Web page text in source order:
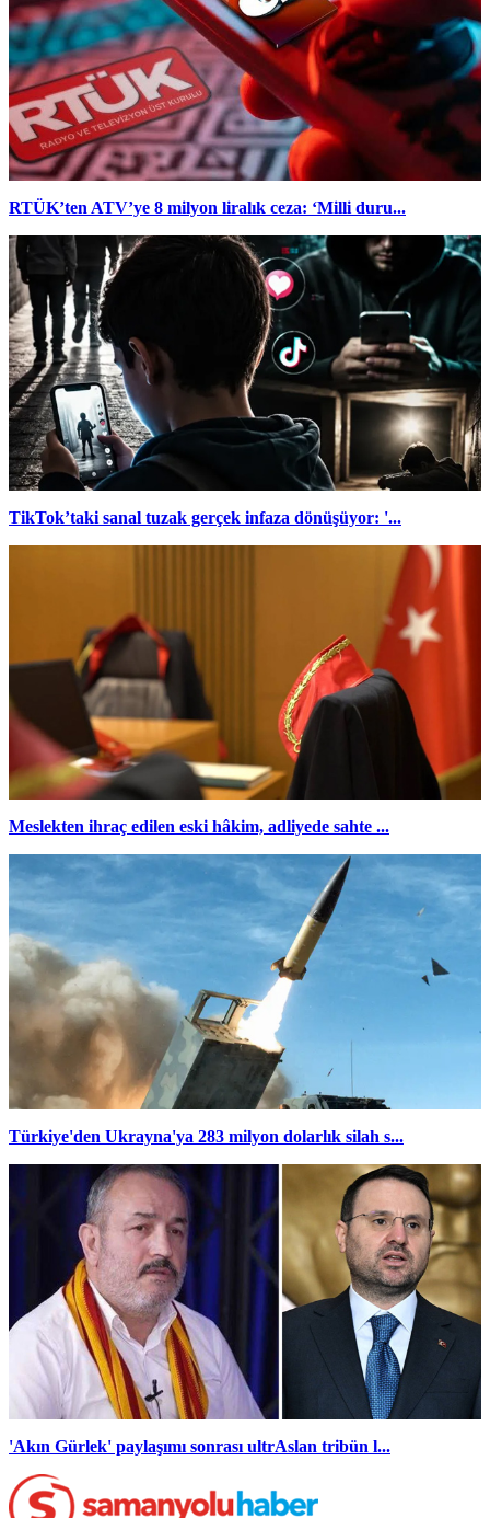
RTÜK’ten ATV’ye 8 milyon liralık ceza: ‘Milli duru...
TikTok’taki sanal tuzak gerçek infaza dönüşüyor: '...
Meslekten ihraç edilen eski hâkim, adliyede sahte ...
Türkiye'den Ukrayna'ya 283 milyon dolarlık silah s...
'Akın Gürlek' paylaşımı sonrası ultrAslan tribün l...